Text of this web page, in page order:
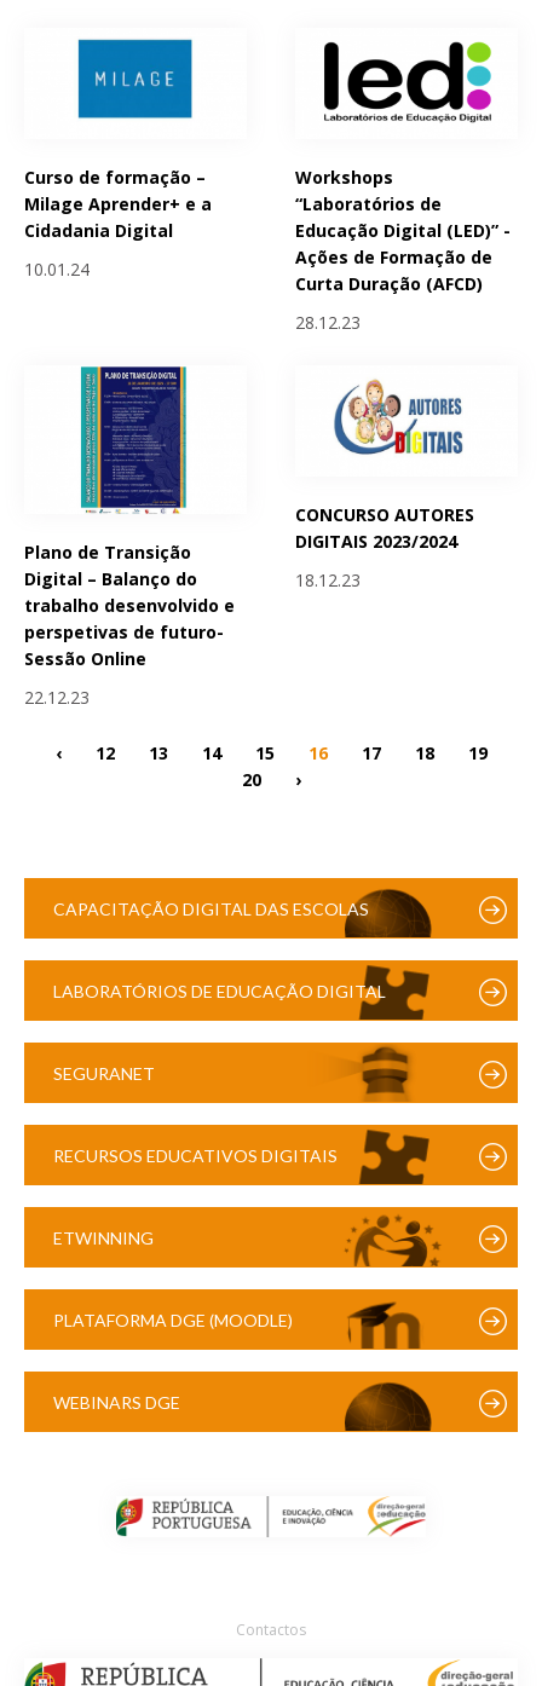
Curso de formação –
Milage Aprender+ e a
Cidadania Digital
10.01.24
Workshops
“Laboratórios de
Educação Digital (LED)” -
Ações de Formação de
Curta Duração (AFCD)
28.12.23
Plano de Transição
Digital – Balanço do
trabalho desenvolvido e
perspetivas de futuro-
Sessão Online
22.12.23
CONCURSO AUTORES
DIGITAIS 2023/2024
18.12.23
‹ 12 13 14 15 16 17 18
19
20
›
CAPACITAÇÃO DIGITAL DAS ESCOLAS
LABORATÓRIOS DE EDUCAÇÃO DIGITAL
SEGURANET
RECURSOS EDUCATIVOS DIGITAIS
ETWINNING
PLATAFORMA DGE (MOODLE)
WEBINARS DGE
Contactos